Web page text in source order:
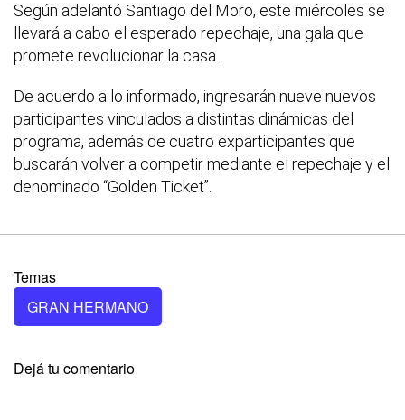
Según adelantó Santiago del Moro, este miércoles se
llevará a cabo el esperado repechaje, una gala que
promete revolucionar la casa.
De acuerdo a lo informado, ingresarán nueve nuevos
participantes vinculados a distintas dinámicas del
programa, además de cuatro exparticipantes que
buscarán volver a competir mediante el repechaje y el
denominado “Golden Ticket”.
Temas
GRAN HERMANO
Dejá tu comentario